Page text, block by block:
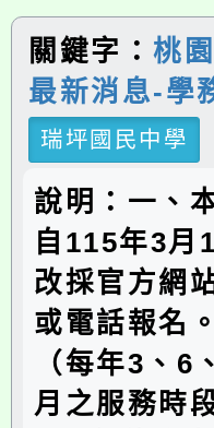
關鍵字：桃
最新消息-學
瑞坪國民中學
說明：一、
自115年3月
改採官方網
或電話報名
（每年3、
月之服務時